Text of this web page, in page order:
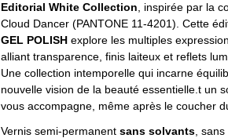
Editorial White Collection , inspirée par la
Cloud Dancer (PANTONE 11-4201). Cette
GEL POLISH explore les multiples
alliant transparence, finis laiteux et reflets
Une collection intemporelle qui incarne
nouvelle vision de la beauté essentielle.t un
vous accompagne, même après le coucher
Vernis semi-permanent sans solvants ,